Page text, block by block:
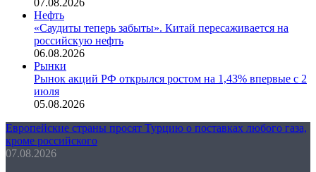
07.08.2026
Нефть
«Саудиты теперь забыты». Китай пересаживается на
российскую нефть
06.08.2026
Рынки
Рынок акций РФ открылся ростом на 1,43% впервые с 2
июля
05.08.2026
Европейские страны просят Турцию о поставках любого газа,
кроме российского
07.08.2026